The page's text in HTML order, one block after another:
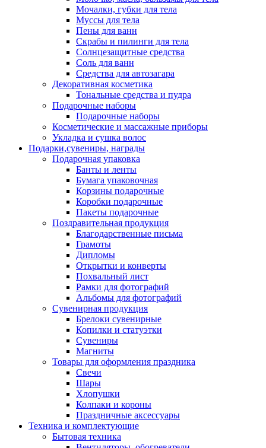
Мочалки, губки для тела
Муссы для тела
Пены для ванн
Скрабы и пилинги для тела
Солнцезащитные средства
Соль для ванн
Средства для автозагара
Декоративная косметика
Тональные средства и пудра
Подарочные наборы
Подарочные наборы
Косметические и массажные приборы
Укладка и сушка волос
Подарки,сувениры, награды
Подарочная упаковка
Банты и ленты
Бумага упаковочная
Корзины подарочные
Коробки подарочные
Пакеты подарочные
Поздравительная продукция
Благодарственные письма
Грамоты
Дипломы
Открытки и конверты
Похвальный лист
Рамки для фотографий
Альбомы для фотографий
Сувенирная продукция
Брелоки сувенирные
Копилки и статуэтки
Сувениры
Магниты
Товары для оформления праздника
Свечи
Шары
Хлопушки
Колпаки и короны
Праздничные аксессуары
Техника и комплектующие
Бытовая техника